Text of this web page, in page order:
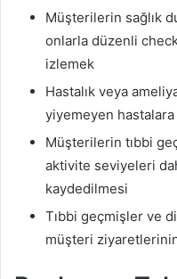
Müşterilerin sağlık
onlarla düzenli
izlemek
Hastalık veya
yiyemeyen hastalara
Müşterilerin tıbbi
aktivite seviyeleri
kaydedilmesi
Tıbbi geçmişler ve
müşteri ziyaretlerinin